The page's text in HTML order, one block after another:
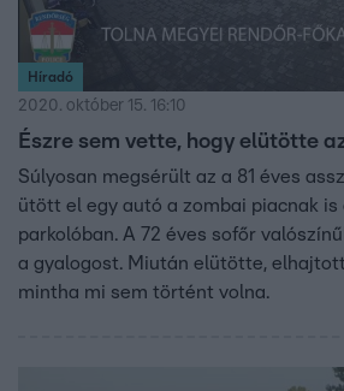
Híradó
2020. október 15. 16:10
Észre sem vette, hogy elütötte
Súlyosan megsérült az a 81 éves
ütött el egy autó a zombai piacnak
parkolóban. A 72 éves sofőr
a gyalogost. Miután elütötte,
mintha mi sem történt volna.